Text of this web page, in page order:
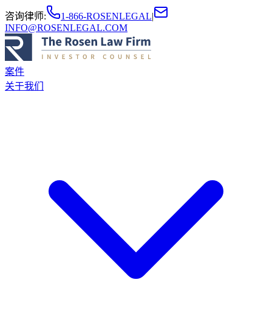
咨询律师: 1-866-ROSENLEGAL|
INFO@ROSENLEGAL.COM
案件
关于我们